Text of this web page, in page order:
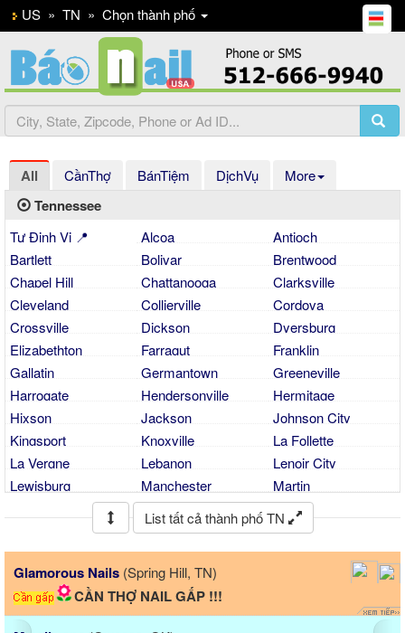
US » TN » Chọn thành phố
All CầnThợ BánTiệm DịchVụ More
Tennessee
Tự Định Vị 📍 Alcoa
Antioch
Bartlett
Bolivar
Brentwood
Chapel Hill
Chattanooga
Clarksville
Cleveland
Collierville
Cordova
Crossville
Dickson
Dyersburg
Elizabethton
Farragut
Franklin
Gallatin
Germantown
Greeneville
Harrogate
Hendersonville
Hermitage
Hixson
Jackson
Johnson City
Kingsport
Knoxville
La Follette
La Vergne
Lebanon
Lenoir City
Lewisburg
Manchester
Martin
Memphis
Mount Juliet
Mt. Juliet
Murfreesboro
Nashville
Nolensville
Oak Ridge
Oakland
Ocoee
Pigeon Forge
Piney Flats
Pulaski
Ripley
Rockwood
List tất cả thành phố TN
!!!
843 Nail & Spa (Mount
Previous